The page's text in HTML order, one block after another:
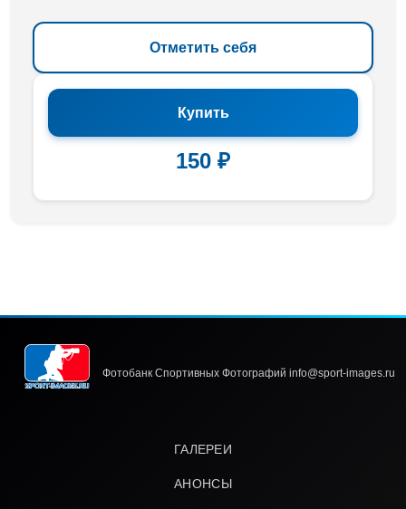
Отметить себя
Купить
150 ₽
Фотобанк Спортивных Фотографий info@sport-images.ru
ГАЛЕРЕИ
АНОНСЫ